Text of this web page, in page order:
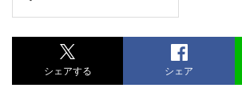
シェアする シェア